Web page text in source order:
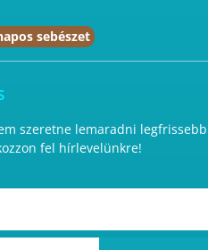
sebészet
szeretne lemaradni legfrissebb
fel hírlevelünkre!